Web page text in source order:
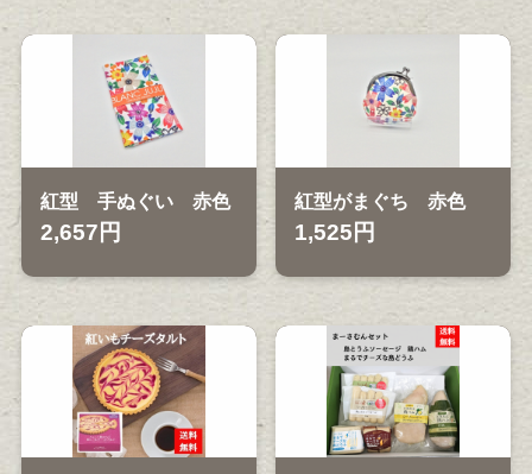
紅型 手ぬぐい 赤色
2,657円
紅型がまぐち 赤色
1,525円